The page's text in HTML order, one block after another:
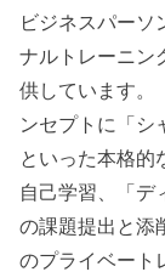
ビジネスパーソ
ナルトレーニン
供しています。
ンセプトに「シ
といった本格的
自己学習、「デ
の課題提出と添
のプライベート